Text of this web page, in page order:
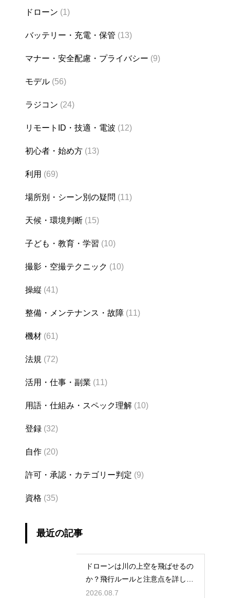
ドローン (1)
バッテリー・充電・保管 (13)
マナー・安全配慮・プライバシー (9)
モデル (56)
ラジコン (24)
リモートID・技適・電波 (12)
初心者・始め方 (13)
利用 (69)
場所別・シーン別の疑問 (11)
天候・環境判断 (15)
子ども・教育・学習 (10)
撮影・空撮テクニック (10)
操縦 (41)
整備・メンテナンス・故障 (11)
機材 (61)
法規 (72)
活用・仕事・副業 (11)
用語・仕組み・スペック理解 (10)
登録 (32)
自作 (20)
許可・承認・カテゴリー判定 (9)
資格 (35)
最近の記事
ドローンは川の上空を飛ばせるの
か？飛行ルールと注意点を詳しく
解説
2026.08.7